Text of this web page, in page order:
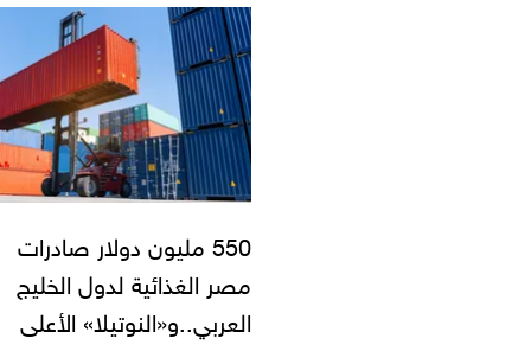
550 مليون دولار صادرات
مصر الغذائية لدول الخليج
العربي..و«النوتيلا» الأعلى